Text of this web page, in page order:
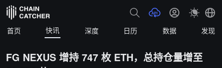
首页 快讯 深度 日历 数据 发现
FG NEXUS 增持 747 枚 ETH，总持仓量增至